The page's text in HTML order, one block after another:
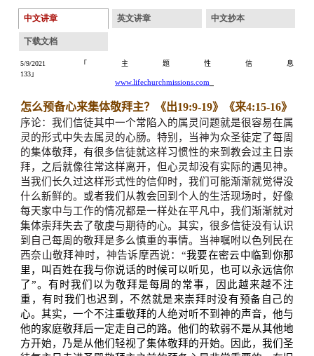
中文讲章 英文讲章 中文抄本
下载文档